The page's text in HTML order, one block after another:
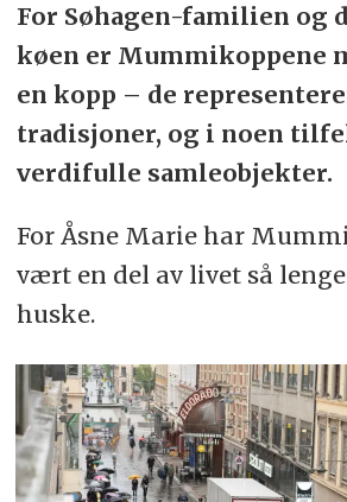
For Søhagen-familien og
køen er Mummikoppene
en kopp – de
tradisjoner, og i noen
verdifulle samleobjekter.
For Åsne Marie har
vært en del av livet så
huske.